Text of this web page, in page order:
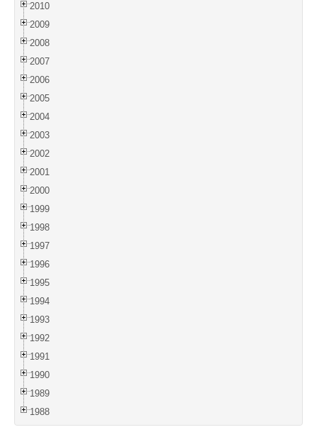
2010
2009
2008
2007
2006
2005
2004
2003
2002
2001
2000
1999
1998
1997
1996
1995
1994
1993
1992
1991
1990
1989
1988